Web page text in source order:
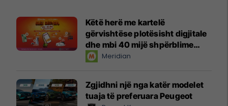
Këtë herë me kartelë
gërvishtëse plotësisht digjitale
dhe mbi 40 mijë shpërblime
instant!Meridian
Zgjidhni një nga katër modelet
tuaja të preferuara Peugeot